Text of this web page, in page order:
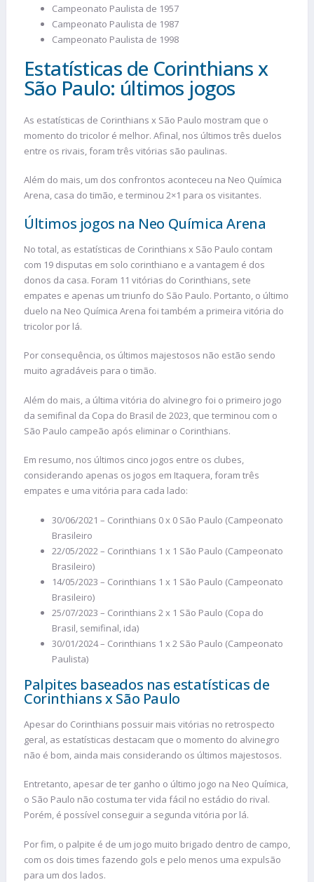
Campeonato Paulista de 1957
Campeonato Paulista de 1987
Campeonato Paulista de 1998
Estatísticas de Corinthians x
São Paulo: últimos jogos
As estatísticas de Corinthians x São Paulo mostram que o
momento do tricolor é melhor. Afinal, nos últimos três duelos
entre os rivais, foram três vitórias são paulinas.
Além do mais, um dos confrontos aconteceu na Neo Química
Arena, casa do timão, e terminou 2×1 para os visitantes.
Últimos jogos na Neo Química Arena
No total, as estatísticas de Corinthians x São Paulo contam
com 19 disputas em solo corinthiano e a vantagem é dos
donos da casa. Foram 11 vitórias do Corinthians, sete
empates e apenas um triunfo do São Paulo. Portanto, o último
duelo na Neo Química Arena foi também a primeira vitória do
tricolor por lá.
Por consequência, os últimos majestosos não estão sendo
muito agradáveis para o timão.
Além do mais, a última vitória do alvinegro foi o primeiro jogo
da semifinal da Copa do Brasil de 2023, que terminou com o
São Paulo campeão após eliminar o Corinthians.
Em resumo, nos últimos cinco jogos entre os clubes,
considerando apenas os jogos em Itaquera, foram três
empates e uma vitória para cada lado:
30/06/2021 – Corinthians 0 x 0 São Paulo (Campeonato
Brasileiro
22/05/2022 – Corinthians 1 x 1 São Paulo (Campeonato
Brasileiro)
14/05/2023 – Corinthians 1 x 1 São Paulo (Campeonato
Brasileiro)
25/07/2023 – Corinthians 2 x 1 São Paulo (Copa do
Brasil, semifinal, ida)
30/01/2024 – Corinthians 1 x 2 São Paulo (Campeonato
Paulista)
Palpites baseados nas estatísticas de
Corinthians x São Paulo
Apesar do Corinthians possuir mais vitórias no retrospecto
geral, as estatísticas destacam que o momento do alvinegro
não é bom, ainda mais considerando os últimos majestosos.
Entretanto, apesar de ter ganho o último jogo na Neo Química,
o São Paulo não costuma ter vida fácil no estádio do rival.
Porém, é possível conseguir a segunda vitória por lá.
Por fim, o palpite é de um jogo muito brigado dentro de campo,
com os dois times fazendo gols e pelo menos uma expulsão
para um dos lados.